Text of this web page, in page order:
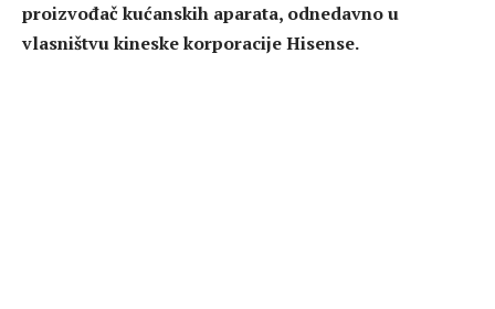
proizvođač kućanskih aparata, odnedavno u
vlasništvu kineske korporacije Hisense.